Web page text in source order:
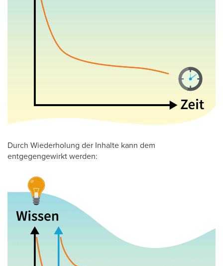
Durch Wiederholung der Inhalte kann dem
entgegengewirkt werden: